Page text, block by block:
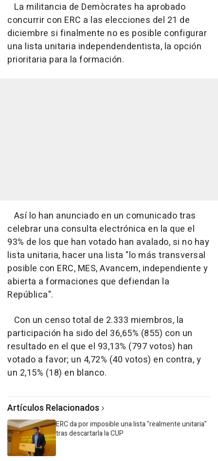
La militancia de Demòcrates ha aprobado
concurrir con ERC a las elecciones del 21 de
diciembre si finalmente no es posible configurar
una lista unitaria independendentista, la opción
prioritaria para la formación.
Así lo han anunciado en un comunicado tras
celebrar una consulta electrónica en la que el
93% de los que han votado han avalado, si no hay
lista unitaria, hacer una lista "lo más transversal
posible con ERC, MES, Avancem, independiente y
abierta a formaciones que defiendan la
República".
Con un censo total de 2.333 miembros, la
participación ha sido del 36,65% (855) con un
resultado en el que el 93,13% (797 votos) han
votado a favor; un 4,72% (40 votos) en contra, y
un 2,15% (18) en blanco.
Artículos Relacionados
ERC da por imposible una lista "realmente unitaria"
tras descartarla la CUP